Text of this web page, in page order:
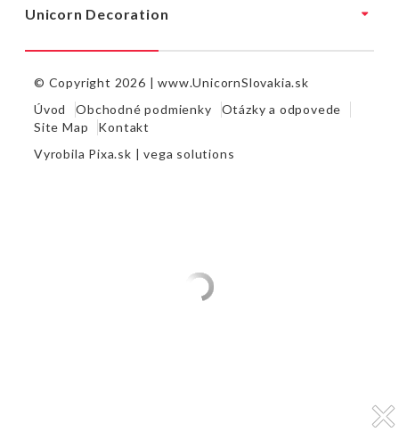
Unicorn Decoration
© Copyright 2026 |www.UnicornSlovakia.sk
Úvod
Obchodné podmienky
Otázky a odpovede
Site Map
Kontakt
Vyrobila Pixa.sk |vega solutions